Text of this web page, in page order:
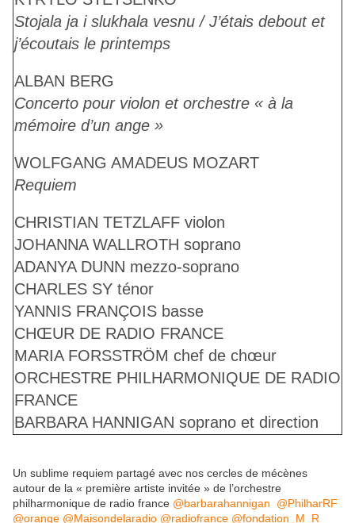
Stojala ja i slukhala vesnu / J’étais debout et
j’écoutais le printemps
ALBAN BERG
Concerto pour violon et orchestre « à la
mémoire d’un ange »
WOLFGANG AMADEUS MOZART
Requiem
CHRISTIAN TETZLAFF violon
JOHANNA WALLROTH soprano
ADANYA DUNN mezzo-soprano
CHARLES SY ténor
YANNIS FRANÇOIS basse
CHŒUR DE RADIO FRANCE
MARIA FORSSTRÖM chef de chœur
ORCHESTRE PHILHARMONIQUE DE RADIO
FRANCE
BARBARA HANNIGAN soprano et direction
Un sublime requiem partagé avec nos cercles de mécènes
autour de la « première artiste invitée » de l’orchestre
philharmonique de radio france ⁦ @barbarahannigan
@PhilharRF
@orange @Maisondelaradio @radiofrance @fondation_M_R